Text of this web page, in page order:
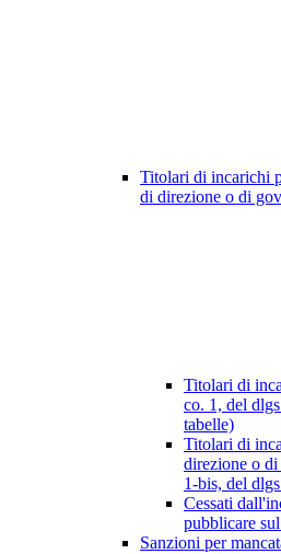
Titolari di incarichi
di direzione o di
Titolari di
co. 1, del
tabelle)
Titolari di
direzione o
1-bis, del
Cessati
pubblicare
Sanzioni per